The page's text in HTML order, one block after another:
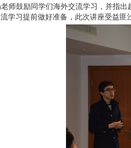
师鼓励同学们海外交流学习，并指出
学习提前做好准备，此次讲座受益匪